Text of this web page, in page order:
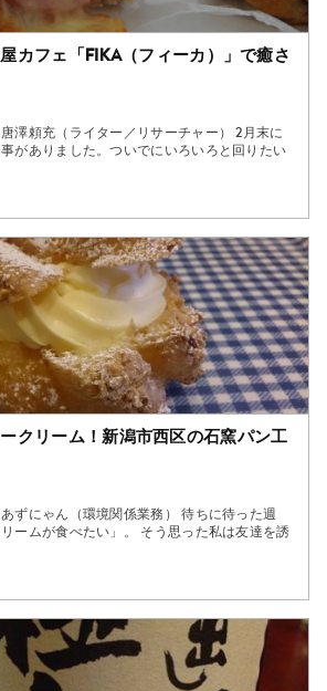
カフェ「fika（フィーカ）」で癒さ
澤頼充（ライター／リサーチャー） 2月末に
がありました。ついでにいろいろと回りたい
クリーム！新潟市西区の石窯パン工
ずにゃん（環境関係業務） 待ちに待った週
ームが食べたい」。 そう思った私は友達を誘